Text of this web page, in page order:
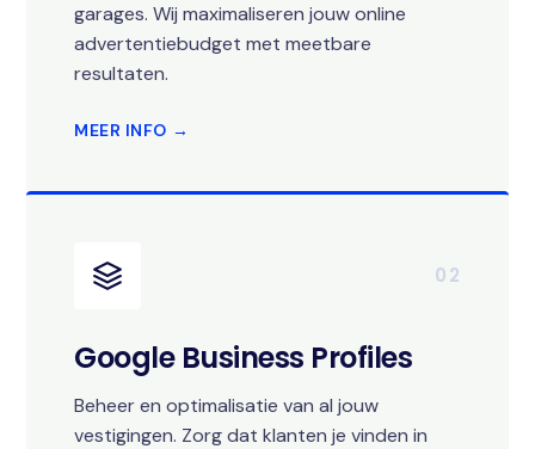
garages. Wij maximaliseren jouw online
advertentiebudget met meetbare
resultaten.
MEER INFO →
02
Google Business Profiles
Beheer en optimalisatie van al jouw
vestigingen. Zorg dat klanten je vinden in